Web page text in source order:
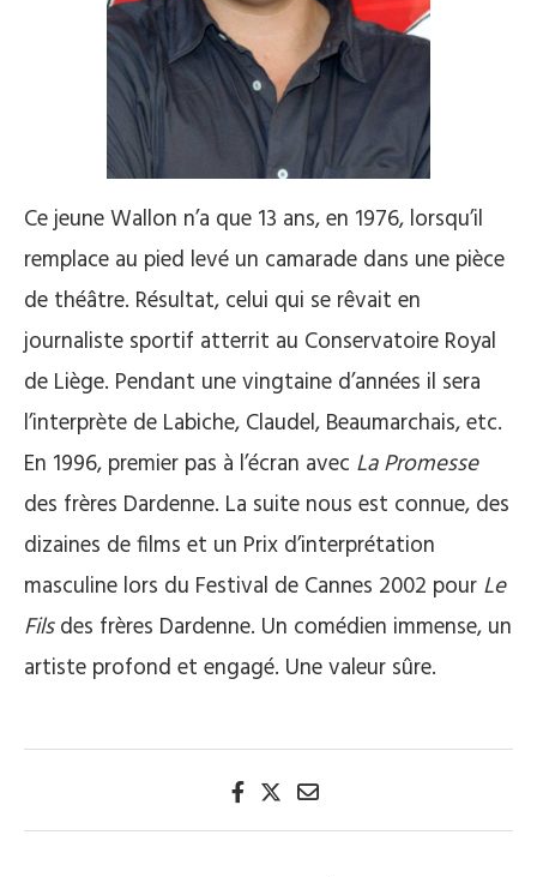
Ce jeune Wallon n’a que 13 ans, en 1976, lorsqu’il
remplace au pied levé un camarade dans une pièce
de théâtre. Résultat, celui qui se rêvait en
journaliste sportif atterrit au Conservatoire Royal
de Liège. Pendant une vingtaine d’années il sera
l’interprète de Labiche, Claudel, Beaumarchais, etc.
En 1996, premier pas à l’écran avec La Promesse
des frères Dardenne. La suite nous est connue, des
dizaines de films et un Prix d’interprétation
masculine lors du Festival de Cannes 2002 pour Le
Filsdes frères Dardenne. Un comédien immense, un
artiste profond et engagé. Une valeur sûre.